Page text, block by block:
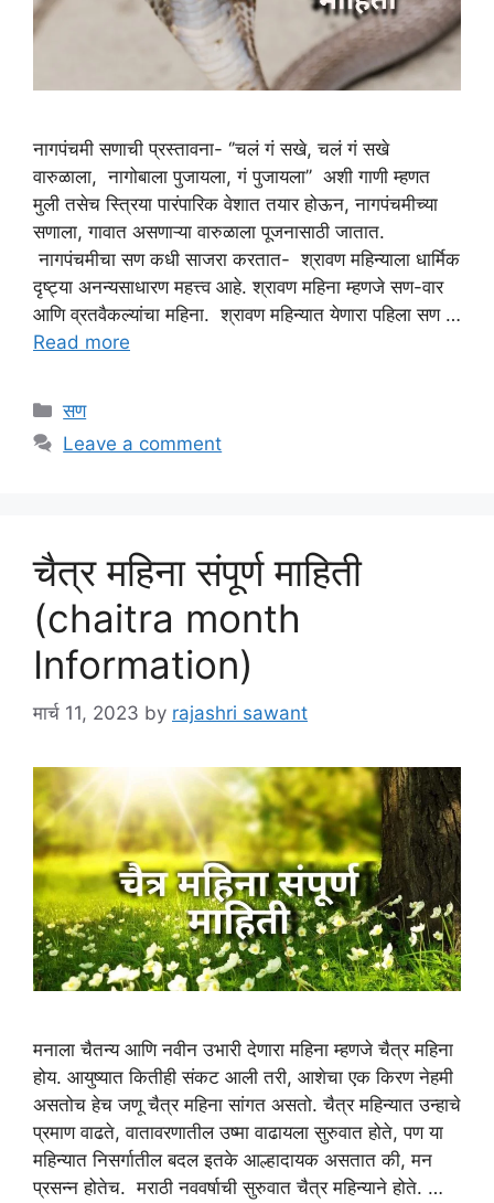
नागपंचमी सणाची प्रस्तावना- ‘’चलं गं सखे, चलं गं सखे
वारुळाला, नागोबाला पुजायला, गं पुजायला’’ अशी गाणी म्हणत
मुली तसेच स्त्रिया पारंपारिक वेशात तयार होऊन, नागपंचमीच्या
सणाला, गावात असणाऱ्या वारुळाला पूजनासाठी जातात.
नागपंचमीचा सण कधी साजरा करतात- श्रावण महिन्याला धार्मिक
दृष्ट्या अनन्यसाधारण महत्त्व आहे. श्रावण महिना म्हणजे सण-वार
आणि व्रतवैकल्यांचा महिना. श्रावण महिन्यात येणारा पहिला सण …
Read more
Categories
सण
Leave a comment
चैत्र महिना संपूर्ण माहिती
(chaitra month
Information)
मार्च 11, 2023 by rajashri sawant
मनाला चैतन्य आणि नवीन उभारी देणारा महिना म्हणजे चैत्र महिना
होय. आयुष्यात कितीही संकट आली तरी, आशेचा एक किरण नेहमी
असतोच हेच जणू चैत्र महिना सांगत असतो. चैत्र महिन्यात उन्हाचे
प्रमाण वाढते, वातावरणातील उष्मा वाढायला सुरुवात होते, पण या
महिन्यात निसर्गातील बदल इतके आल्हादायक असतात की, मन
प्रसन्न होतेच. मराठी नववर्षाची सुरुवात चैत्र महिन्याने होते. …